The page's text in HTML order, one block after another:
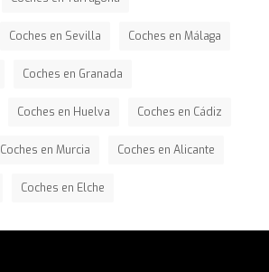
Coches en Sevilla Coches en Málaga
Coches en Granada
Coches en Huelva Coches en Cádiz
Coches en Murcia Coches en Alicante
Coches en Elche